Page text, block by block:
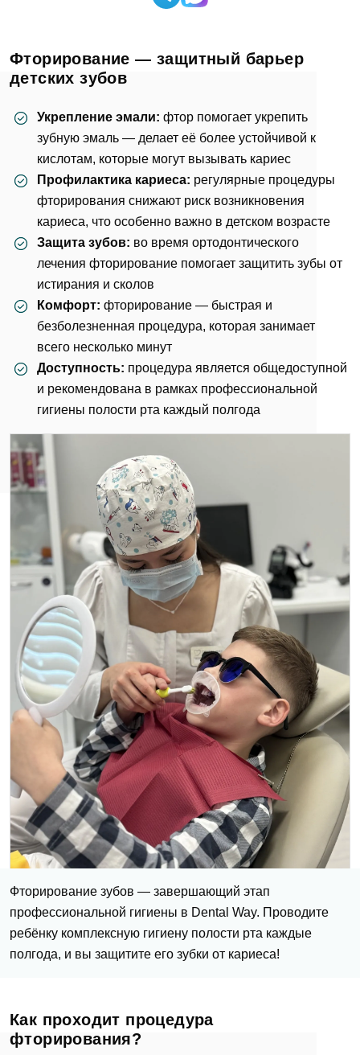
Фторирование — защитный барьер
детских зубов
Укрепление эмали: фтор помогает укрепить
зубную эмаль — делает её более устойчивой к
кислотам, которые могут вызывать кариес
Профилактика кариеса: регулярные процедуры
фторирования снижают риск возникновения
кариеса, что особенно важно в детском возрасте
Защита зубов: во время ортодонтического
лечения фторирование помогает защитить зубы от
истирания и сколов
Комфорт: фторирование — быстрая и
безболезненная процедура, которая занимает
всего несколько минут
Доступность: процедура является общедоступной
и рекомендована в рамках профессиональной
гигиены полости рта каждый полгода
Фторирование зубов — завершающий этап
профессиональной гигиены в Dental Way. Проводите
ребёнку комплексную гигиену полости рта каждые
полгода, и вы защитите его зубки от кариеса!
Как проходит процедура
фторирования?